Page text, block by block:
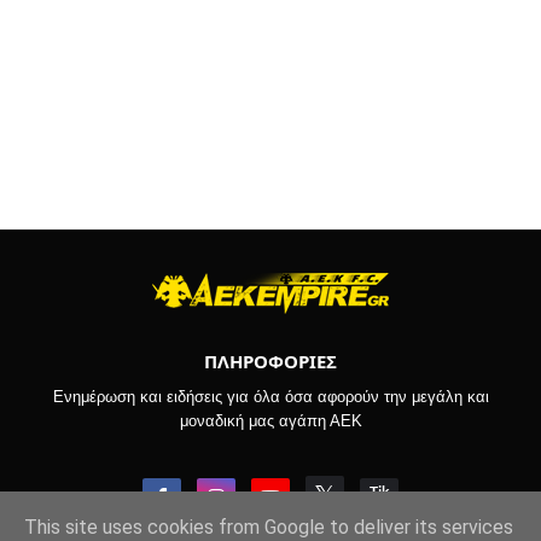
ΠΛΗΡΟΦΟΡΙΕΣ
Ενημέρωση και ειδήσεις για όλα όσα αφορούν την μεγάλη και
μοναδική μας αγάπη ΑΕΚ
This site uses cookies from Google to deliver its services